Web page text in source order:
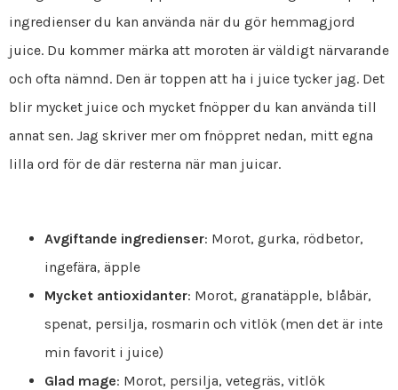
ingredienser du kan använda när du gör hemmagjord
juice. Du kommer märka att moroten är väldigt närvarande
och ofta nämnd. Den är toppen att ha i juice tycker jag. Det
blir mycket juice och mycket fnöpper du kan använda till
annat sen. Jag skriver mer om fnöppret nedan, mitt egna
lilla ord för de där resterna när man juicar.
Avgiftande ingredienser: Morot, gurka, rödbetor,
ingefära, äpple
Mycket antioxidanter: Morot, granatäpple, blåbär,
spenat, persilja, rosmarin och vitlök (men det är inte
min favorit i juice)
Glad mage: Morot, persilja, vetegräs, vitlök